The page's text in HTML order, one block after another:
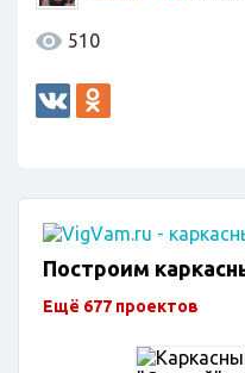
510
Построим
Ещё 677 проектов